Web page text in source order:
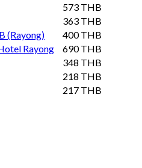
573 THB
363 THB
(Rayong)
400 THB
Rayong
690 THB
348 THB
218 THB
217 THB